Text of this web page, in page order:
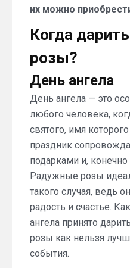
их можно
Когда
розы?
День ангела
День ангела — это
любого человека,
святого, имя
праздник
подарками и,
Радужные розы
такого случая, ведь
радость и счастье.
ангела принято
розы как нельзя
события.